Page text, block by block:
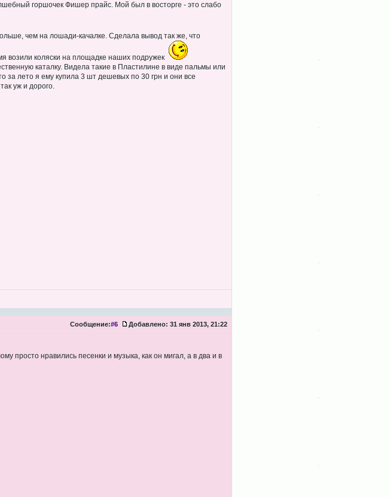
горшочек Фишер прайс. Мой был в восторге - это слабо
чем на лошади-качалке. Сделала вывод так же, что
возили коляски на площадке наших подружек
каталку. Видела такие в Пластилине в виде пальмы или
за лето я ему купила 3 шт дешевых по 30 грн и они все
уж и дорого.
Сообщение:#6 Добавлено: 31 янв 2013, 21:22
просто нравились песенки и музыка, как он мигал, а в два и в